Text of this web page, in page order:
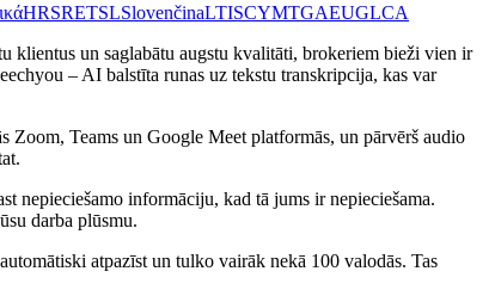
HRSRETSLSlovenčinaLTISCYMTGAEUGLCA
un saglabātu augstu kvalitāti, brokeriem bieži vien ir
– AI balstīta runas uz tekstu transkripcija, kas var
Zoom, Teams un Google Meet platformās, un pārvērš audio
nepieciešamo informāciju, kad tā jums ir nepieciešama.
darba plūsmu.
atpazīst un tulko vairāk nekā 100 valodās. Tas